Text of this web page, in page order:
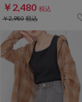
￥2,480 税込
￥2,980税込